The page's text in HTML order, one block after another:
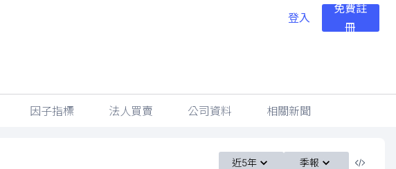
登入
免費註
冊
因子指標 法人買賣 公司資料 相關新聞
近5年 季報